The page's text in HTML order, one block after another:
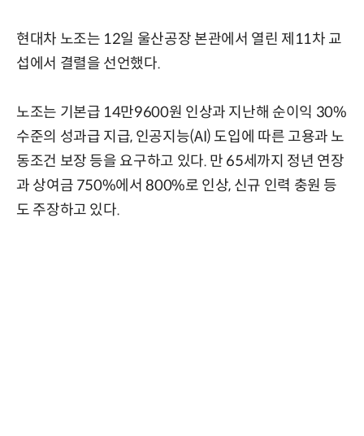
현대차 노조는 12일 울산공장 본관에서 열린 제11차 교
섭에서 결렬을 선언했다.
노조는 기본급 14만9600원 인상과 지난해 순이익 30%
수준의 성과급 지급, 인공지능(AI) 도입에 따른 고용과 노
동조건 보장 등을 요구하고 있다. 만 65세까지 정년 연장
과 상여금 750%에서 800%로 인상, 신규 인력 충원 등
도 주장하고 있다.